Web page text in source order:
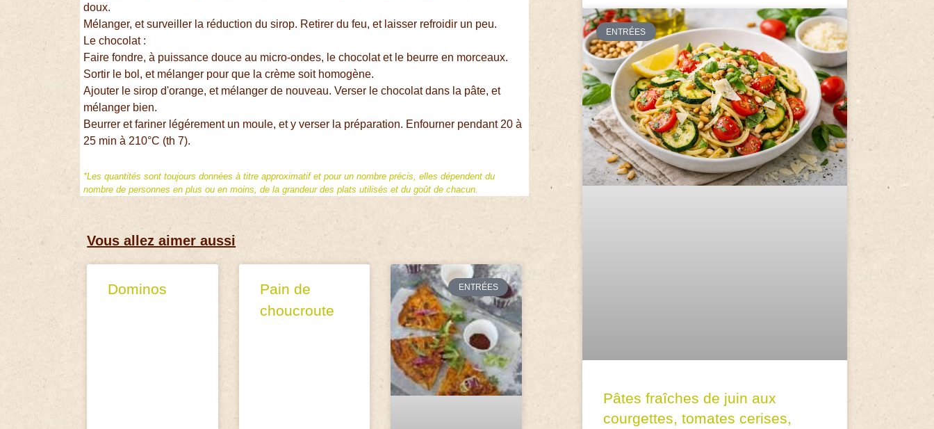
doux.
Mélanger, et surveiller la réduction du sirop. Retirer du feu, et laisser refroidir un peu.
Le chocolat :
Faire fondre, à puissance douce au micro-ondes, le chocolat et le beurre en morceaux.
Sortir le bol, et mélanger pour que la crème soit homogène.
Ajouter le sirop d'orange, et mélanger de nouveau. Verser le chocolat dans la pâte, et
mélanger bien.
Beurrer et fariner légérement un moule, et y verser la préparation. Enfourner pendant 20 à
25 min à 210°C (th 7).
*Les quantités sont toujours données à titre approximatif et pour un nombre précis, elles dépendent du
nombre de personnes en plus ou en moins, de la grandeur des plats utilisés et du goût de chacun.
Vous allez aimer aussi
Dominos
Pain de
choucroute
ENTRÉES
ENTRÉES
Pâtes fraîches de juin aux
courgettes, tomates cerises,